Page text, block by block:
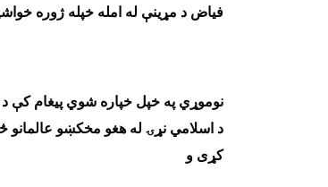
فیاض د مړینې له امله خپله ژوره
نوموړي په خپل خپاره شوي پیغام کې
د اسلامي نړۍ له هغو مخکښو عالمانو
کړی و